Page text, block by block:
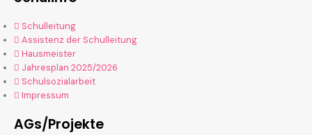
Schulleitung
Assistenz der Schulleitung
Hausmeister
Jahresplan 2025/2026
Schulsozialarbeit
Impressum
AGs/Projekte